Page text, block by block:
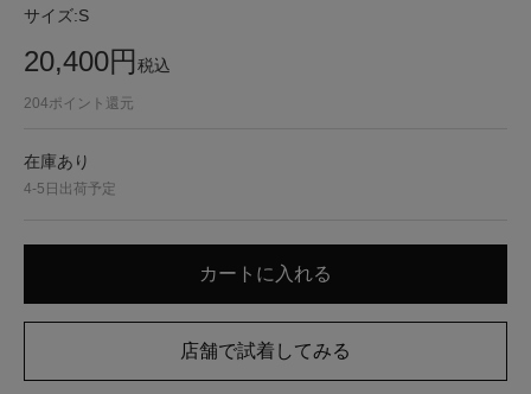
サイズ:S
20,400円税込
204ポイント還元
在庫あり
4-5日出荷予定